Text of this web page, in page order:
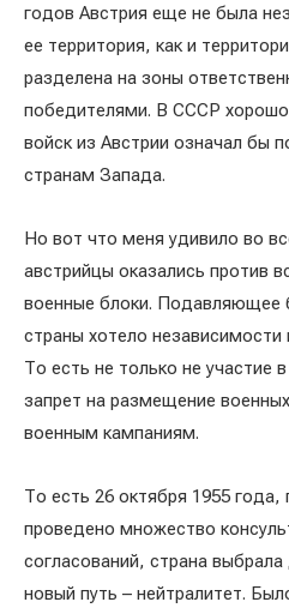
годов Австрия еще не была
ее территория, как и
разделена на зоны
победителями. В СССР
войск из Австрии означал бы
странам Запада.
Но вот что меня удивило во
австрийцы оказались против
военные блоки. Подавляющее
страны хотело независимости
То есть не только не участие
запрет на размещение
военным кампаниям.
То есть 26 октября 1955 года,
проведено множество
согласований, страна
новый путь – нейтралитет.